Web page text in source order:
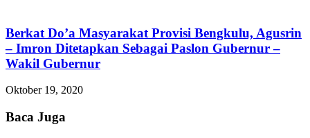
Berkat Do’a Masyarakat Provisi Bengkulu, Agusrin
– Imron Ditetapkan Sebagai Paslon Gubernur –
Wakil Gubernur
Oktober 19, 2020
Baca Juga